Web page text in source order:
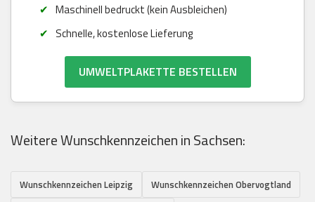
Maschinell bedruckt (kein Ausbleichen)
Schnelle, kostenlose Lieferung
UMWELTPLAKETTE BESTELLEN
Weitere Wunschkennzeichen in Sachsen:
Wunschkennzeichen Leipzig
Wunschkennzeichen Obervogtland